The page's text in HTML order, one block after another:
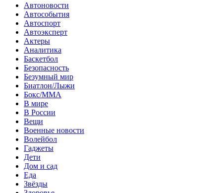
Автоновости
Автособытия
Автоспорт
Автоэксперт
Актеры
Аналитика
Баскетбол
Безопасность
Безумный мир
Биатлон/Лыжи
Бокс/MMA
В мире
В России
Вещи
Военные новости
Волейбол
Гаджеты
Дети
Дом и сад
Еда
Звёзды